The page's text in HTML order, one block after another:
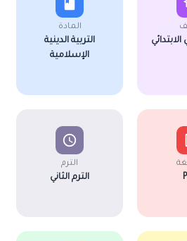
المادة
التربية الدينية
الإسلامية
الترم
الترم الثاني